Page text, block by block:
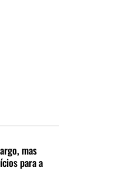
mas
para a